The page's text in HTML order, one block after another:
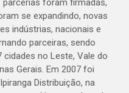
parcerias foram firmadas,
se expandindo, novas
indústrias, nacionais e
parceiras, sendo
no Leste, Vale do
Gerais. Em 2007 foi
Distribuição, na